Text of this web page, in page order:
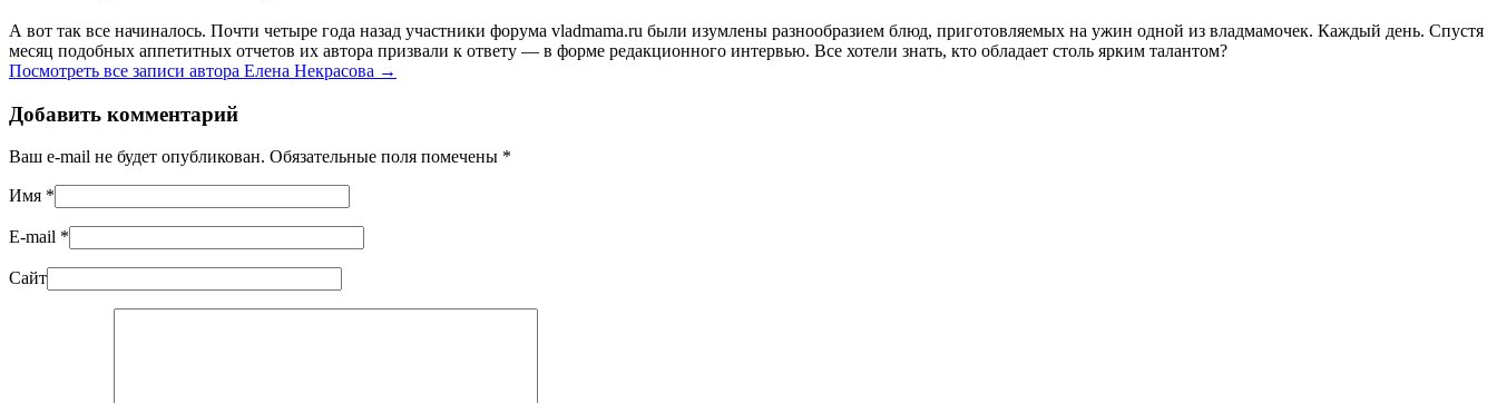
А вот так все начиналось. Почти четыре года назад участники форума vladmama.ru были изумлены разнообразием блюд, приготовляемых на ужин одной из владмамочек. Каждый день. Спустя
месяц подобных аппетитных отчетов их автора призвали к ответу — в форме редакционного интервью. Все хотели знать, кто обладает столь ярким талантом?
Посмотреть все записи автора Елена Некрасова →
Добавить комментарий
Ваш e-mail не будет опубликован. Обязательные поля помечены *
Имя *
E-mail *
Сайт